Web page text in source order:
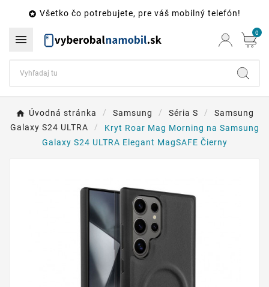
 Všetko čo potrebujete, pre váš mobilný telefón!
 0
Úvodná stránka Samsung Séria S
Samsung
Galaxy S24 ULTRA
Kryt Roar Mag Morning na Samsung
Galaxy S24 ULTRA Elegant MagSAFE Čierny